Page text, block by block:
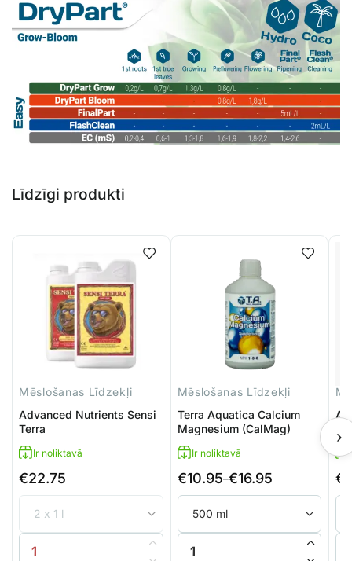
Līdzīgi produkti
Mēslošanas Līdzekļi
Advanced Nutrients Sensi
Terra
Ir noliktavā
€22.75
Advanced Nutrients Sensi Terra daudzums
Mēslošanas Līdzekļi
Terra Aquatica Calcium
Magnesium (CalMag)
Ir noliktavā
€10.95–€16.95
Price
range:
€10.95
through
€16.95
Terra Aquatica Calcium
€
›